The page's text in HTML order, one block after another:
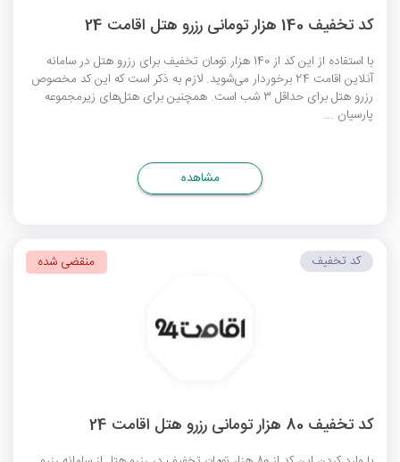
کد تخفیف 140 هزار تومانی رزرو هتل اقامت 24
با استفاده از این کد از 140 هزار تومان تخفیف برای رزرو هتل در سامانه
آنلاین اقامت 24 برخوردار می‌شوید. لازم به ذکر است که این کد مخصوص
رزرو هتل برای حداقل 3 شب است. همچنین برای هتل‌های زیرمجموعه
پارسیان ...
مشاهده
کد تخفیف 80 هزار تومانی رزرو هتل اقامت 24
کد تخفیف منقضی شده